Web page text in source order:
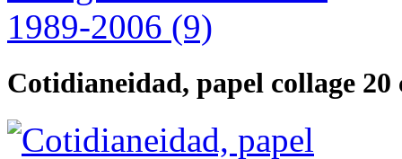
Cotidianeidad, papel collage 20